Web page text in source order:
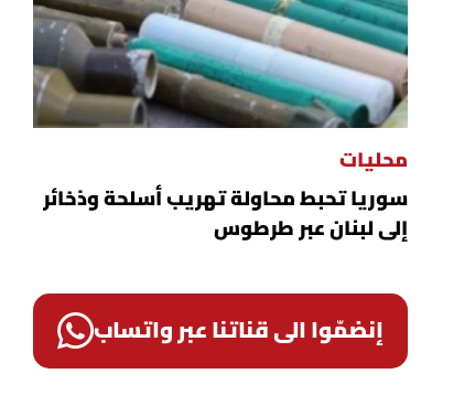
محليات
سوريا تحبط محاولة تهريب أسلحة وذخائر
إلى لبنان عبر طرطوس
إنضمّوا الى قناتنا عبر واتساب